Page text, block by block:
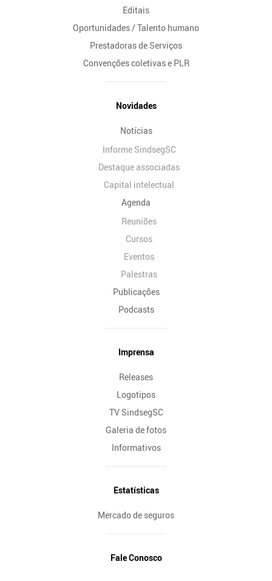
Editais
Oportunidades / Talento humano
Prestadoras de Serviços
Convenções coletivas e PLR
Novidades
Notícias
Informe SindsegSC
Destaque associadas
Capital intelectual
Agenda
Reuniões
Cursos
Eventos
Palestras
Publicações
Podcasts
Imprensa
Releases
Logotipos
TV SindsegSC
Galeria de fotos
Informativos
Estatísticas
Mercado de seguros
Fale Conosco